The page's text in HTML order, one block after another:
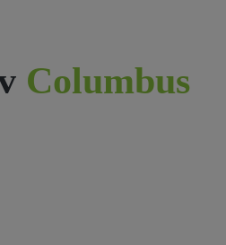
Columbus